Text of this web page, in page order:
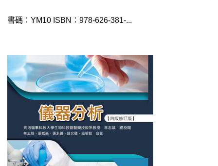
書碼：YM10 ISBN：978-626-381-...